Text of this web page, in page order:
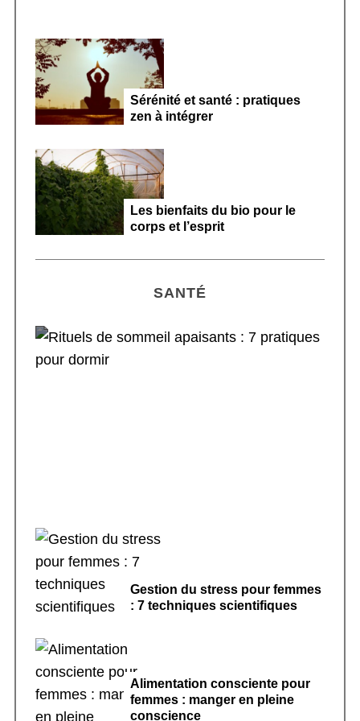
Sérénité et santé : pratiques
zen à intégrer
Les bienfaits du bio pour le
corps et l’esprit
SANTÉ
Gestion du stress pour femmes
: 7 techniques scientifiques
Alimentation consciente pour
femmes : manger en pleine
conscience